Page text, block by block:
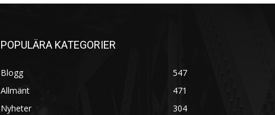
POPULÄRA KATEGORIER
Blogg
547
Allmänt
471
Nyheter
304